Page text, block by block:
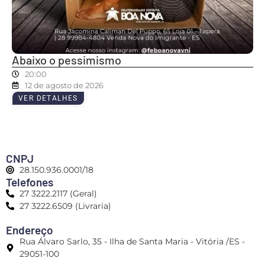
Abaixo o pessimismo
20:00
12 de agosto de 2026
VER DETALHES
CNPJ
28.150.936.0001/18
Telefones
27 3222.2117 (Geral)
27 3222.6509 (Livraria)
Endereço
Rua Álvaro Sarlo, 35 - Ilha de Santa Maria - Vitória /ES -
29051-100